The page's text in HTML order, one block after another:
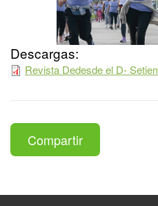
Descargas:
Revista Dedesde el D-
Compartir